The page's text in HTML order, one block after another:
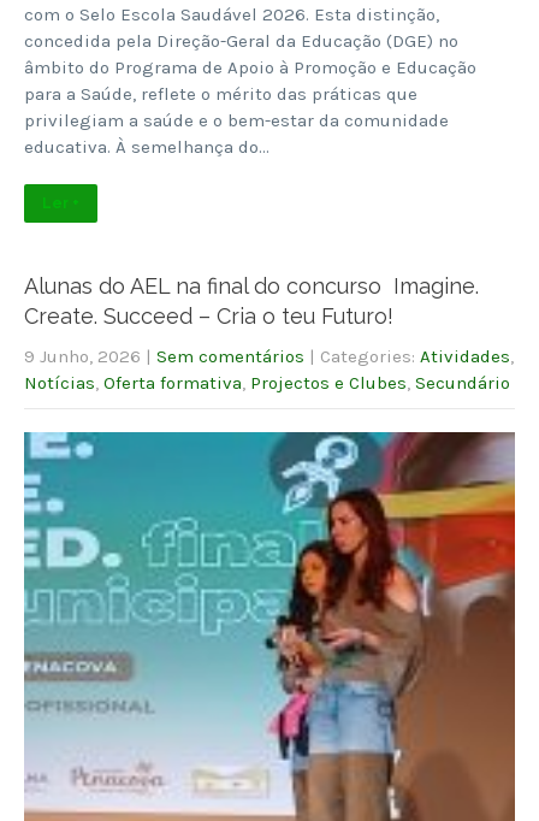
com o Selo Escola Saudável 2026. Esta distinção,
concedida pela Direção-Geral da Educação (DGE) no
âmbito do Programa de Apoio à Promoção e Educação
para a Saúde, reflete o mérito das práticas que
privilegiam a saúde e o bem-estar da comunidade
educativa. À semelhança do…
Ler +
Alunas do AEL na final do concurso Imagine.
Create. Succeed – Cria o teu Futuro!
9 Junho, 2026 | Sem comentários | Categories: Atividades
Notícias Oferta formativa Projectos e Clubes Secundário